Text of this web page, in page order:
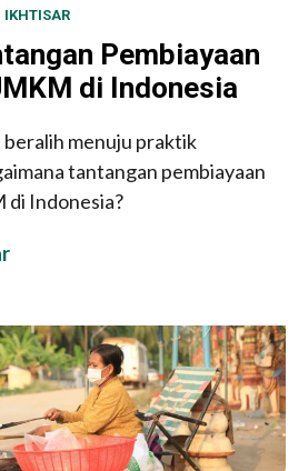
IKHTISAR
Pembiayaan
di Indonesia
beralih menuju praktik
tantangan pembiayaan
di Indonesia?